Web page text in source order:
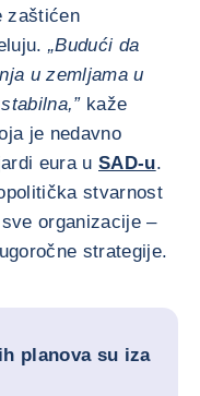
zaštićen
„Budući da
u zemljama u
kaže
je nedavno
eura u SAD-u.
stvarnost
organizacije –
strategije.
planova su iza